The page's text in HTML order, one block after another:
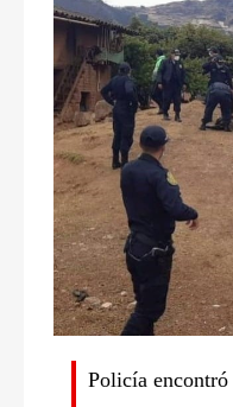
Policía